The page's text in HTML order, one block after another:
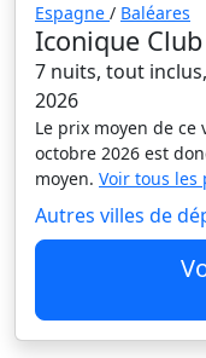
Espagne / Baléares
Iconique
7 nuits, tout
2026
Le prix moyen de ce
octobre 2026 est
moyen. Voir tous les
Autres villes de